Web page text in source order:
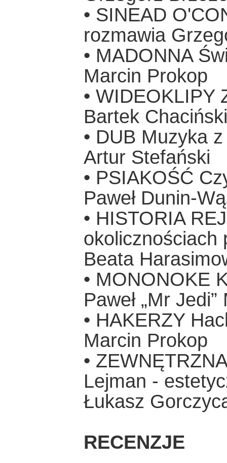
• SINEAD
rozmawia
• MADONNA
Marcin Prokop
• WIDEOKLIPY
Bartek Chaciński
• DUB Muzyka
Artur Stefański
• PSIAKOŚĆ
Paweł Dunin-
• HISTORIA
okolicznościach
Beata
• MONONOKE
Paweł „Mr Jedi”
• HAKERZY
Marcin Prokop
•
Lejman -
Łukasz
RECENZJE